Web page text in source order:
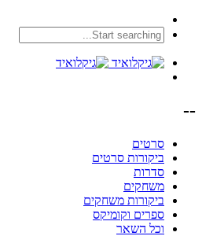
--
סרטים
ביקורות סרטים
סדרות
משחקים
ביקורות משחקים
ספרים וקומיקס
וכל השאר